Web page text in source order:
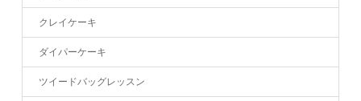
クレイケーキ
ダイパーケーキ
ツイードバッグレッスン